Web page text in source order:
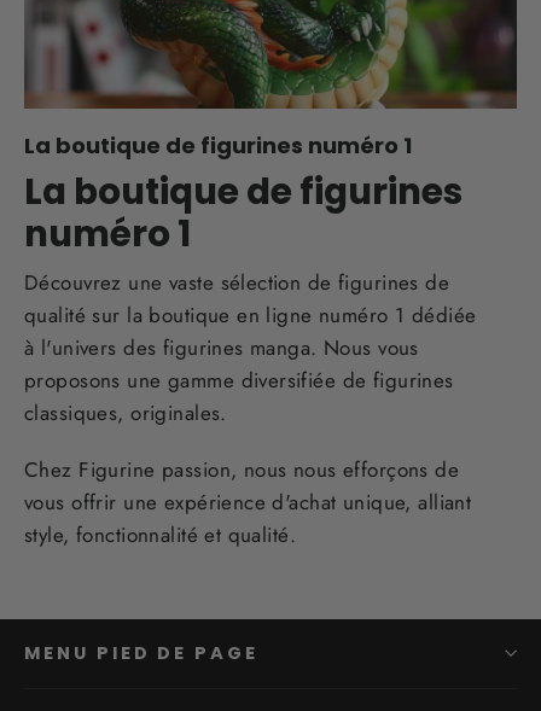
La boutique de figurines numéro 1
La boutique de figurines
numéro 1
Découvrez une vaste sélection de figurines de
qualité sur la boutique en ligne numéro 1 dédiée
à l'univers des figurines manga. Nous vous
proposons une gamme diversifiée de figurines
classiques, originales.
Chez Figurine passion, nous nous efforçons de
vous offrir une expérience d'achat unique, alliant
style, fonctionnalité et qualité.
MENU PIED DE PAGE